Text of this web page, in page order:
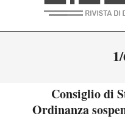
Giustamm
Consiglio di
Ordinanza